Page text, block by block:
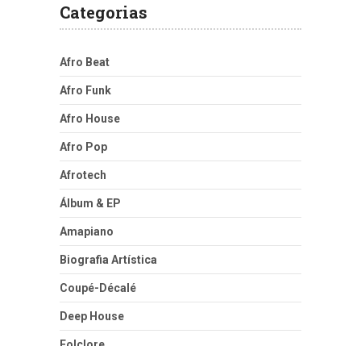
Categorias
Afro Beat
Afro Funk
Afro House
Afro Pop
Afrotech
Álbum & EP
Amapiano
Biografia Artística
Coupé-Décalé
Deep House